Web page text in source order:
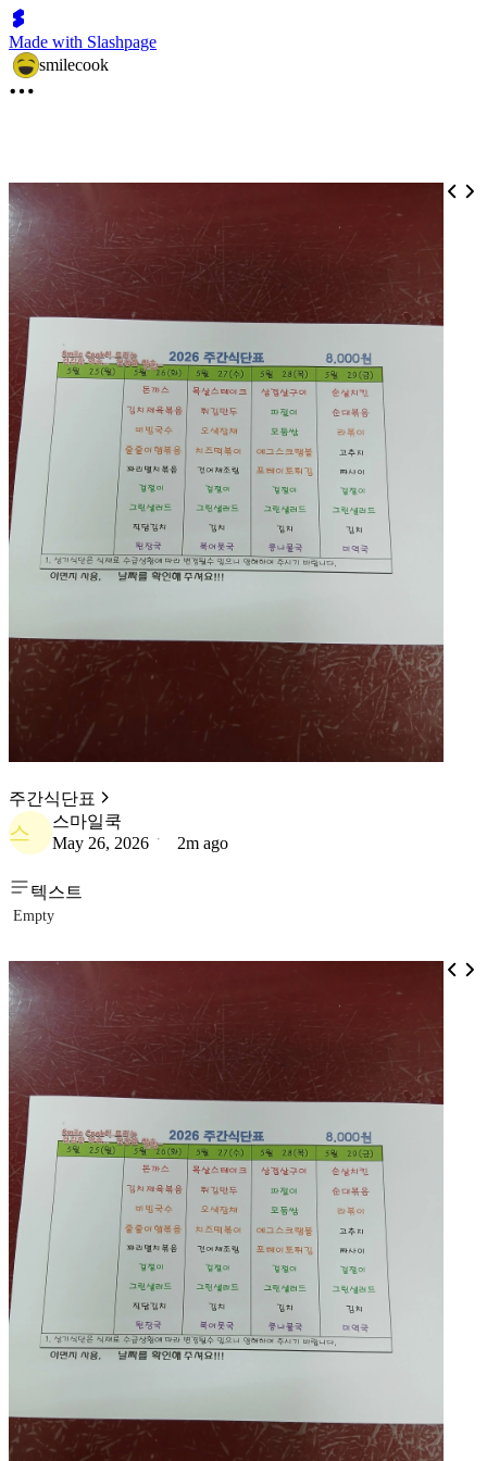
Made with Slashpage
smilecook
주간식단표
스
스마일쿡
May 26, 2026
2m ago
텍스트
Empty